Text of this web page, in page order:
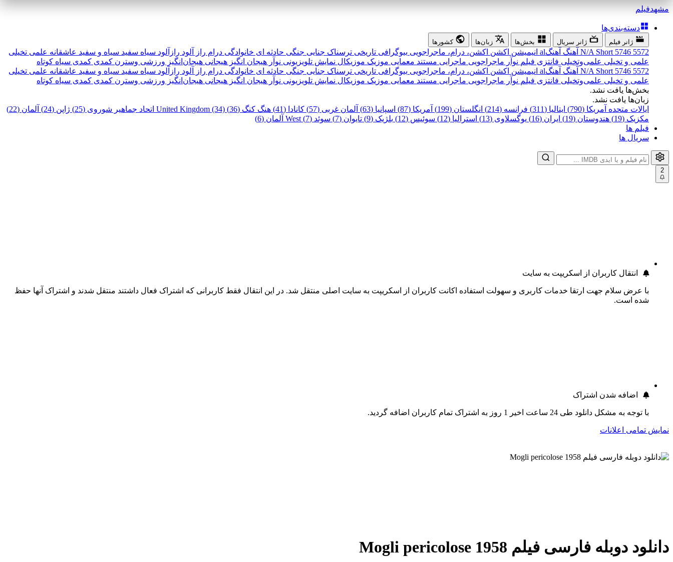
مشهدفیلم
دسته‌بندی‌ها
ژانر فیلم ژانر سریال بخش‌ها زبان‌ها کشورها
5572
5746
N/A Short آهنگ آهنگal انیمیشن اکشن اکشن، درام، ماجراجویی بیوگرافی تاریخی ترسناک جنایی جنگی حادثه ای خانوادگی درام راز آلود رازآلود سیاه سفید سیاه و سفید عاشقانه علمی تخیلی
علمی و تخیلی علمی‌و‌تخیلی فانتزی فیلم نوآر ماجراجویی ماجرایی مستند معمایی موزیک موزیکال نمایش تلویزیونی نوآر هیجان انگیز هیجانی هیجان‌انگیز ورزشی وسترن کمدی کمدی سیاه کوتاه
5572
5746
N/A Short آهنگ آهنگal انیمیشن اکشن اکشن، درام، ماجراجویی بیوگرافی تاریخی ترسناک جنایی جنگی حادثه ای خانوادگی درام راز آلود رازآلود سیاه سفید سیاه و سفید عاشقانه علمی تخیلی
علمی و تخیلی علمی‌و‌تخیلی فانتزی فیلم نوآر ماجراجویی ماجرایی مستند معمایی موزیک موزیکال نمایش تلویزیونی نوآر هیجان انگیز هیجانی هیجان‌انگیز ورزشی وسترن کمدی کمدی سیاه کوتاه
بخش‌ها یافت نشد.
زبان‌ها یافت نشد.
ایالات متحده آمریکا (790)
ایتالیا (311) فرانسه (214) انگلستان (199) آمریکا (87) اسپانیا (63) آلمان غربی (57) کانادا (41) هنگ کنگ (36) United Kingdom (34) اتحاد جماهیر شوروی (25) ژاپن (24)
آلمان (22)
مکزیک (19)
هندوستان (19) ایران (16) یوگسلاوی (13) استرالیا (12) سوئیس (12) بلژیک (9) تایوان (7) سوئد (7)
West آلمان (6)
فیلم ها
سریال ها
2
انتقال کاربران از اسکریپت به سایت
با عرض سلام جهت ارتقا خدمات کاربری و سهولت استفاده اکانت کاربران از اسکریپت به سایت اصلی منتقل شد. در این انتقال فقط کاربرانی که اشتراک فعال داشتند منتقل شدند و اشتراک آنها حفظ
شده است.
اضافه شدن اشتراک
با توجه به مشکل دانلود طی 24 ساعت اخیر 1 روز به اشتراک تمام کاربران اضافه گردید.
نمایش تمامی اعلانات
دانلود دوبله فارسی فیلم Mogli pericolose 1958